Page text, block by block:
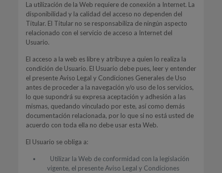
La utilización de la Web requiere de conexión a Internet. La
disponibilidad y la calidad del acceso no dependen del
Titular. El Titular no se responsabiliza de ningún aspecto
relacionado con el servicio de acceso a Internet del
Usuario.
El acceso a la web es libre y atribuye a quien lo realiza la
condición de Usuario. El Usuario debe pues, leer y entender
el presente Aviso Legal y Condiciones Generales de Uso
antes de proceder a la navegación y/o uso de los servicios,
lo que supondrá su expresa aceptación y adhesión a las
mismas, quedando vinculado por este, así como demás
documentación relacionada, por lo que si no está usted de
acuerdo con toda ella no debe usar esta Web.
El Usuario se obliga a:
Utilizar la Web de conformidad con la legislación
vigente, el presente Aviso Legal y Condiciones